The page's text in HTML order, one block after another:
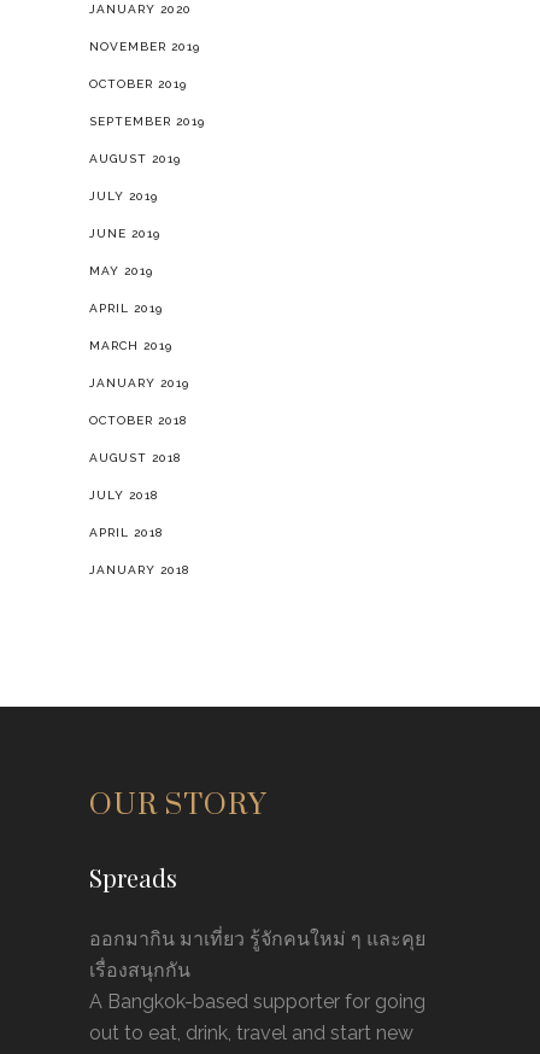
JANUARY 2020
NOVEMBER 2019
OCTOBER 2019
SEPTEMBER 2019
AUGUST 2019
JULY 2019
JUNE 2019
MAY 2019
APRIL 2019
MARCH 2019
JANUARY 2019
OCTOBER 2018
AUGUST 2018
JULY 2018
APRIL 2018
JANUARY 2018
OUR STORY
Spreads
ออกมากิน มาเที่ยว รู้จักคนใหม่ ๆ และคุย
เรื่องสนุกกัน
A Bangkok-based supporter for going
out to eat, drink, travel and start new